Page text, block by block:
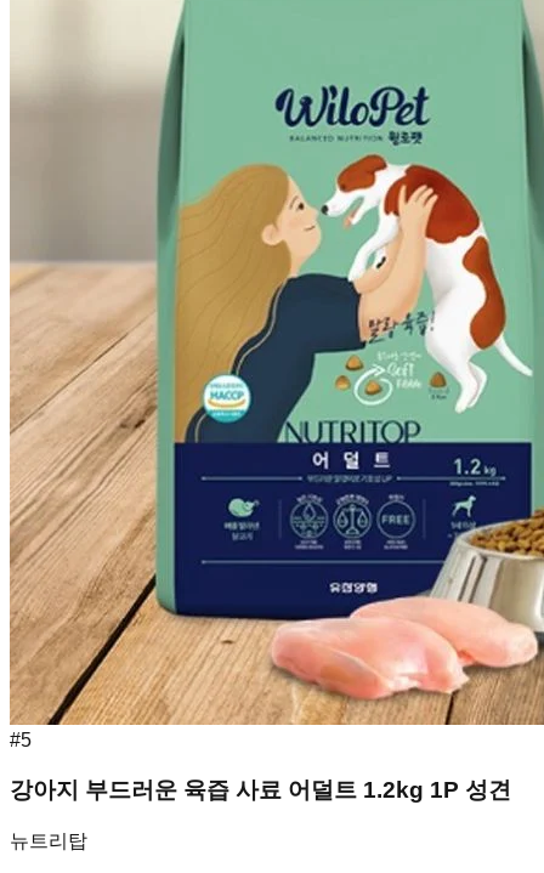
#5
강아지 부드러운 육즙 사료 어덜트 1.2kg 1P 성견
뉴트리탑